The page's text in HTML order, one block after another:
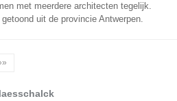
met meerdere architecten tegelijk.
uit de provincie Antwerpen.